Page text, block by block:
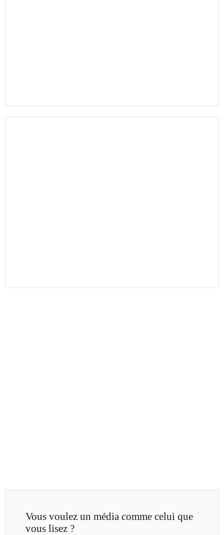
Vous voulez un média comme celui que
vous lisez ?